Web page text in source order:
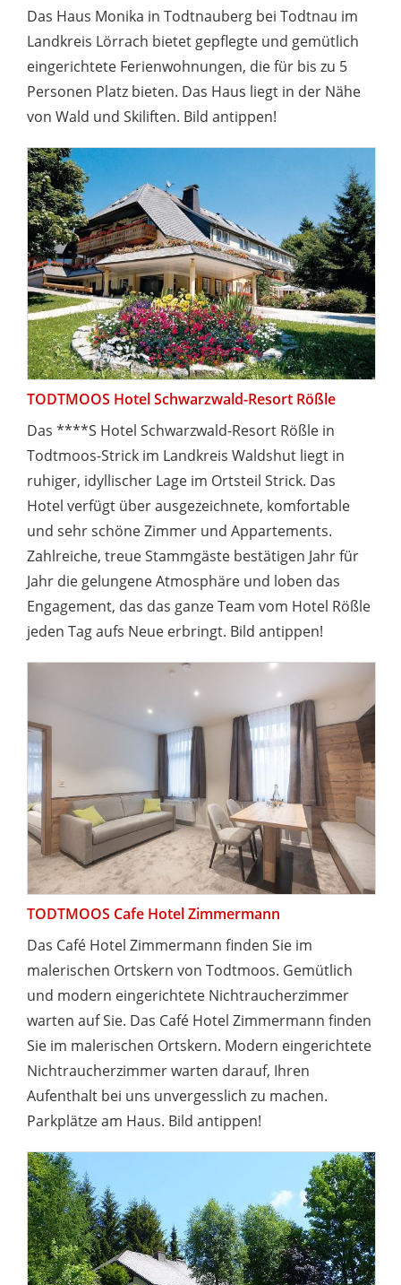
Das Haus Monika in Todtnauberg bei Todtnau im
Landkreis Lörrach bietet gepflegte und gemütlich
eingerichtete Ferienwohnungen, die für bis zu 5
Personen Platz bieten. Das Haus liegt in der Nähe
von Wald und Skiliften. Bild antippen!
TODTMOOS Hotel Schwarzwald-Resort Rößle
Das ****S Hotel Schwarzwald-Resort Rößle in
Todtmoos-Strick im Landkreis Waldshut liegt in
ruhiger, idyllischer Lage im Ortsteil Strick. Das
Hotel verfügt über ausgezeichnete, komfortable
und sehr schöne Zimmer und Appartements.
Zahlreiche, treue Stammgäste bestätigen Jahr für
Jahr die gelungene Atmosphäre und loben das
Engagement, das das ganze Team vom Hotel Rößle
jeden Tag aufs Neue erbringt. Bild antippen!
TODTMOOS Cafe Hotel Zimmermann
Das Café Hotel Zimmermann finden Sie im
malerischen Ortskern von Todtmoos. Gemütlich
und modern eingerichtete Nichtraucherzimmer
warten auf Sie. Das Café Hotel Zimmermann finden
Sie im malerischen Ortskern. Modern eingerichtete
Nichtraucherzimmer warten darauf, Ihren
Aufenthalt bei uns unvergesslich zu machen.
Parkplätze am Haus. Bild antippen!